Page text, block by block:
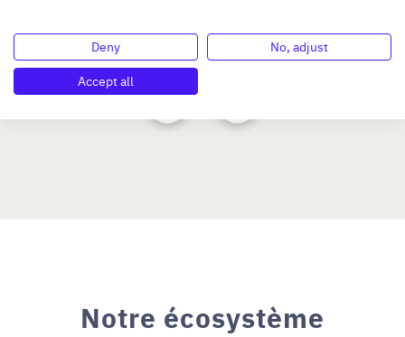
N°47264
Notre écosystème
Deny
No, adjust
Accept all